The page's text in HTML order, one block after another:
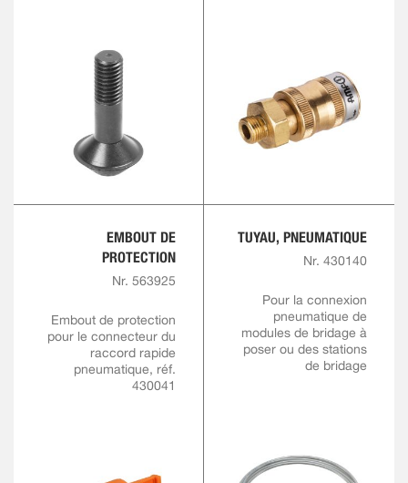
EMBOUT DE
PROTECTION
Nr. 563925
Embout de protection
pour le connecteur du
raccord rapide
pneumatique, réf.
430041
TUYAU, PNEUMATIQUE
Nr. 430140
Pour la connexion
pneumatique de
modules de bridage à
poser ou des stations
de bridage